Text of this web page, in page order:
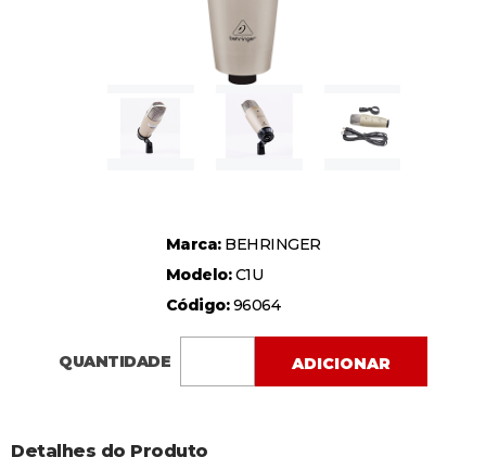
Marca:BEHRINGER
Modelo:C1U
Código:96064
QUANTIDADE ADICIONAR
Detalhes do Produto